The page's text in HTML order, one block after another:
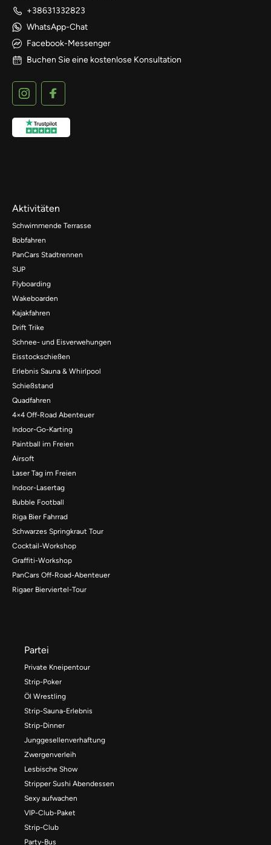
+38631332823
WhatsApp-Chat
Facebook-Messenger
Buchen Sie eine kostenlose Konsultation
Aktivitäten
Schwimmende Terrasse
Bobfahren
PanCars Stadtrennen
SUP
Flyboarding
Wakeboarden
Kajakfahren
Drift Trike
Schnee- und Eisverwehungen
Eisstockschießen
Erlebnis Sauna & Whirlpool
Schießstand
Quadfahren
4×4 Off-Road Abenteuer
Indoor-Go-Karting
Paintball im Freien
Airsoft
Laser Tag im Freien
Indoor-Lasertag
Bubble Football
Riga Bier Fahrrad
Schwarzes Springkraut Tour
Cocktail-Workshop
Graffiti-Workshop
PanCars Off-Road-Abenteuer
Rigaer Bierviertel-Tour
Partei
Private Kneipentour
Strip-Poker
Öl Wrestling
Strip-Sauna-Erlebnis
Strip-Dinner
Junggesellenverhaftung
Zwergenverleih
Lesbische Show
Stripper Sushi Abendessen
Sexy aufwachen
VIP-Club-Paket
Strip-Club
Party-Bus